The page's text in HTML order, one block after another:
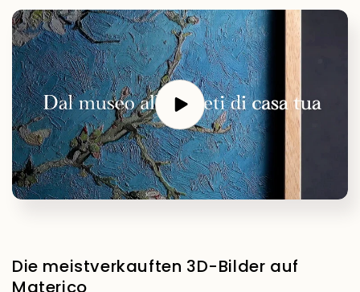
Die meistverkauften 3D-Bilder auf
Materico